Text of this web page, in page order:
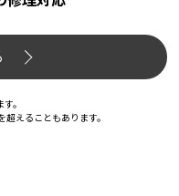
。
えることもあります。